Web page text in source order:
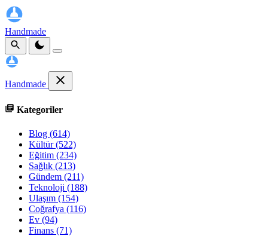
Handmade
Handmade
Kategoriler
Blog (614)
Kültür(522)
Eğitim (234)
Sağlık (213)
Gündem (211)
Teknoloji (188)
Ulaşım (154)
Coğrafya (116)
Ev (94)
Finans (71)